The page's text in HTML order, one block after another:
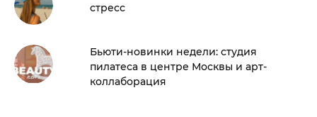
стресс
Бьюти-новинки недели: студия
пилатеса в центре Москвы и арт-
коллаборация